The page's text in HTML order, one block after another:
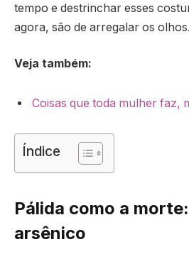
tempo e destrinchar esses
agora, são de arregalar os olhos.
Veja também:
Coisas que toda mulher faz,
Índice
Pálida como a
arsênico